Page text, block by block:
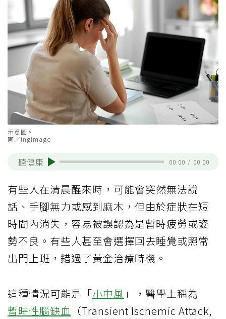
示意圖。
圖／ingimage
聽健康 00:00 / 00:00
有些人在清晨醒來時，可能會突然無法說
話、手腳無力或感到麻木，但由於症狀在短
時間內消失，容易被誤認為是暫時疲勞或姿
勢不良。有些人甚至會選擇回去睡覺或照常
出門上班，錯過了黃金治療時機。
這種情況可能是「小中風 」，醫學上稱為
暫時性腦缺血 （Transient Ischemic Attack,